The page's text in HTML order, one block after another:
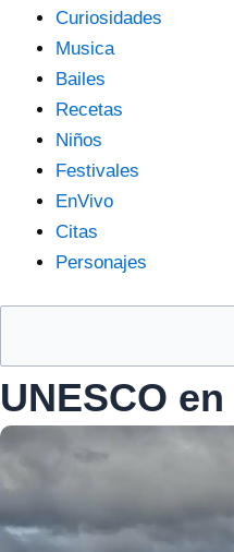
Curiosidades
Musica
Bailes
Recetas
Niños
Festivales
EnVivo
Citas
Personajes
UNESCO